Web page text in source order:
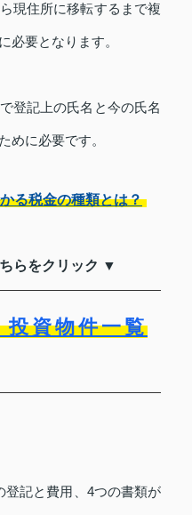
現住所に移転するまで複
必要となります。
登記上の氏名と今の氏名
めに必要です。
る税金の種類とは？
らをクリック ▼
投資物件一覧
登記と費用、4つの書類が